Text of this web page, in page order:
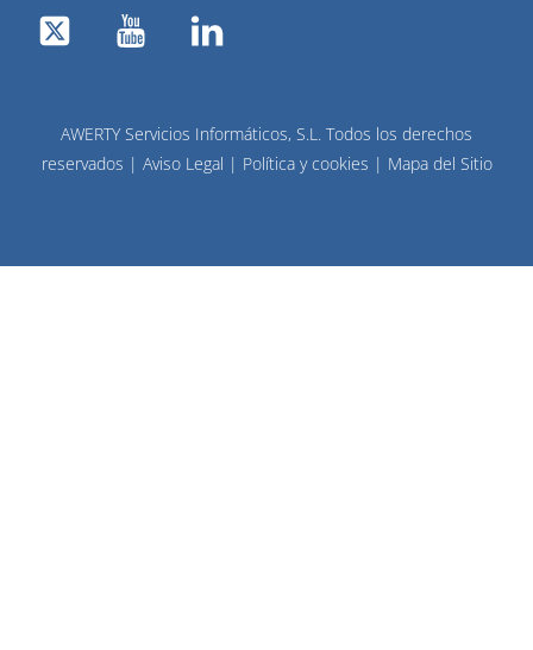
Twitter YouTube
AWERTY Servicios Informáticos, S.L. Todos los derechos
reservados | Aviso Legal | Política y cookies | Mapa del Sitio